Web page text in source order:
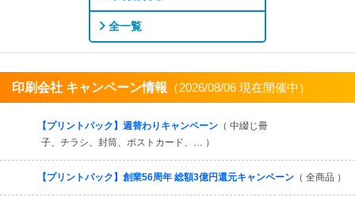
全一覧
印刷会社 キャンペーン情報 （2026/08/06 現在開催中）
【プリントパック】週替わりキャンペーン （ 中綴じ冊
子、チラシ、封筒、ポストカード、… ）
【プリントパック】創業56周年 総額3億円還元キャンペーン （ 全商品 ）